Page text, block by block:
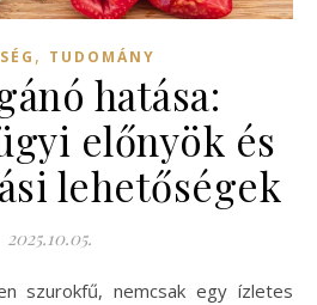
, TUDOMÁNY
hatása:
előnyök és
lehetőségek
2025.10.05.